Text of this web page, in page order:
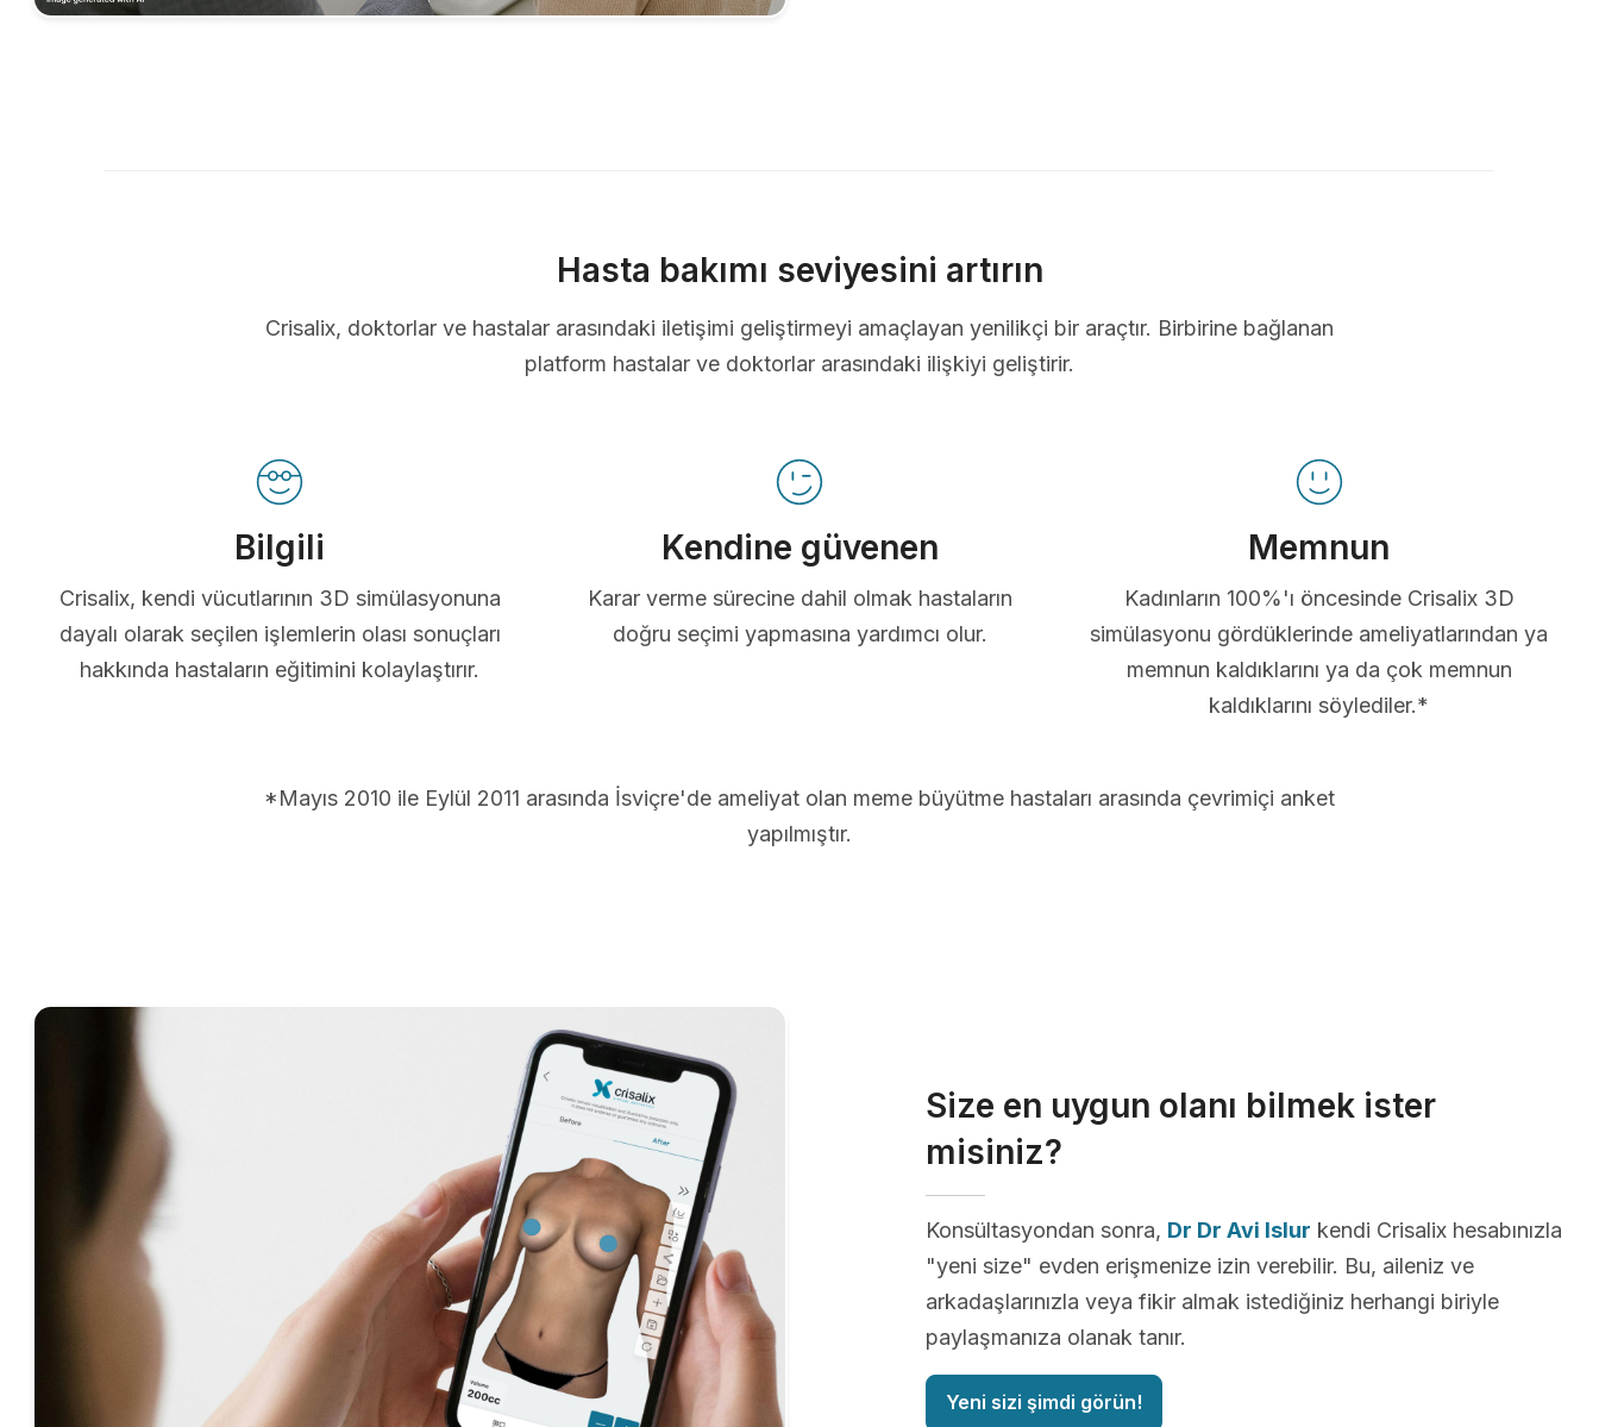
Hasta bakımı seviyesini artırın
Crisalix, doktorlar ve hastalar arasındaki iletişimi geliştirmeyi amaçlayan yenilikçi bir araçtır. Birbirine bağlanan
platform hastalar ve doktorlar arasındaki ilişkiyi geliştirir.
Bilgili
Crisalix, kendi vücutlarının 3D simülasyonuna
dayalı olarak seçilen işlemlerin olası sonuçları
hakkında hastaların eğitimini kolaylaştırır.
Kendine güvenen
Karar verme sürecine dahil olmak hastaların
doğru seçimi yapmasına yardımcı olur.
Memnun
Kadınların 100%'ı öncesinde Crisalix 3D
simülasyonu gördüklerinde ameliyatlarından ya
memnun kaldıklarını ya da çok memnun
kaldıklarını söylediler.*
*Mayıs 2010 ile Eylül 2011 arasında İsviçre'de ameliyat olan meme büyütme hastaları arasında çevrimiçi anket
yapılmıştır.
Size en uygun olanı bilmek ister
misiniz?
Konsültasyondan sonra, Dr Dr Avi Islur kendi Crisalix hesabınızla
"yeni size" evden erişmenize izin verebilir. Bu, aileniz ve
arkadaşlarınızla veya fikir almak istediğiniz herhangi biriyle
paylaşmanıza olanak tanır.
Yeni sizi şimdi görün!